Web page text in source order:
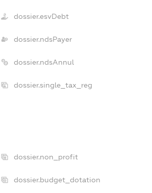
dossier.esvDebt
dossier.ndsPayer
dossier.ndsAnnul
dossier.single_tax_reg
dossier.non_profit
dossier.budget_dotation